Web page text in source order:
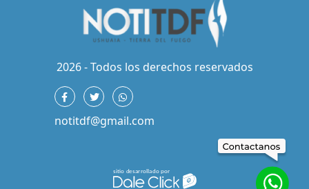
2026 - Todos los derechos reservados
notitdf@gmail.com